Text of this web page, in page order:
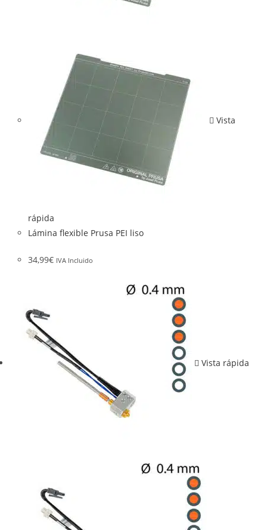
Vista
rápida
Lámina flexible Prusa PEI liso
34,99€ IVA Incluido
Vista rápida